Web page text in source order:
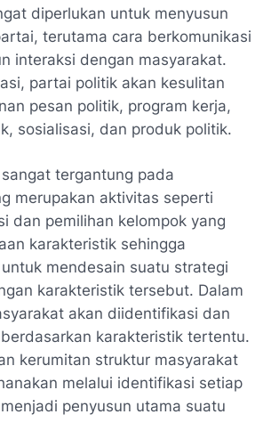
diperlukan untuk menyusun
terutama cara berkomunikasi
interaksi dengan masyarakat.
partai politik akan kesulitan
pesan politik, program kerja,
sosialisasi, dan produk politik.
tergantung pada
merupakan aktivitas seperti
dan pemilihan kelompok yang
karakteristik sehingga
mendesain suatu strategi
karakteristik tersebut. Dalam
akan diidentifikasi dan
karakteristik tertentu.
kerumitan struktur masyarakat
melalui identifikasi setiap
penyusun utama suatu